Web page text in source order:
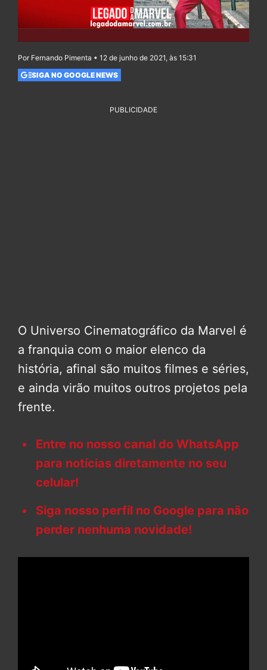
Por Fernando Pimenta • 12 de junho de 2021, às 15:31
SIGA NO GOOGLE NEWS
PUBLICIDADE
O Universo Cinematográfico da Marvel é
a franquia com o maior elenco da
história, afinal são muitos filmes e séries,
e ainda virão muitos outros projetos pela
frente.
Entre no nosso canal do WhatsApp
para notícias diretamente no seu
celular!
Siga nosso perfil no Google para não
perder nenhuma novidade!